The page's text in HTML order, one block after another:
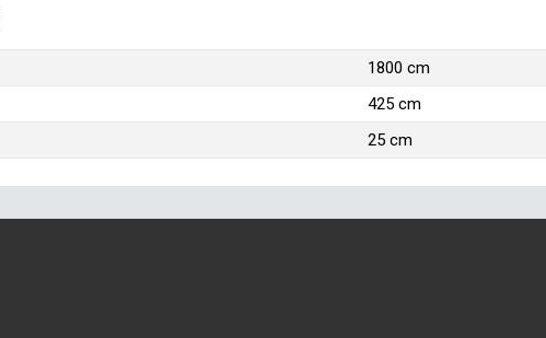
1800 cm
425 cm
25 cm